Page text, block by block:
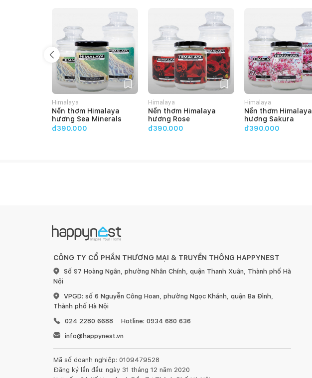
Himalaya
Nến thơm Himalaya
hương Sea Minerals
đ390.000
Himalaya
Nến thơm Himalaya
hương Rose
đ390.000
Himalaya
Nến thơm Himalaya
hương Sakura
đ390.000
CÔNG TY CỔ PHẦN THƯƠNG MẠI & TRUYỀN THÔNG HAPPYNEST
Số 97 Hoàng Ngân, phường Nhân Chính, quận Thanh Xuân, Thành phố Hà
Nội
VPGD: số 6 Nguyễn Công Hoan, phường Ngọc Khánh, quận Ba Đình,
Thành phố Hà Nội
024 2280 6688
Hotline: 0934 680 636
info@happynest.vn
Mã số doanh nghiệp: 0109479528
Đăng ký lần đầu: ngày 31 tháng 12 năm 2020